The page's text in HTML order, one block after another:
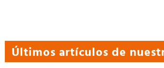
Últimos artículos de